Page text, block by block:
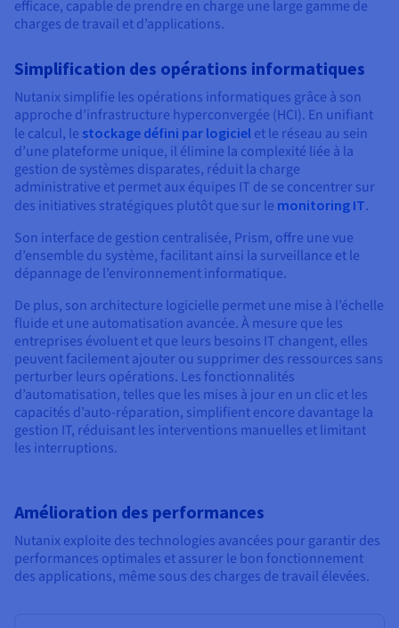
Tarifs
Documentation
Roadmap & Changelog
Roadmap & Changelog
efficace, capable de prendre en charge une large gamme de
charges de travail et d’applications.
Simplification des opérations informatiques
Nutanix simplifie les opérations informatiques grâce à son
approche d’infrastructure hyperconvergée (HCI). En unifiant
le calcul, le stockage défini par logiciel et le réseau au sein
d’une plateforme unique, il élimine la complexité liée à la
gestion de systèmes disparates, réduit la charge
administrative et permet aux équipes IT de se concentrer sur
des initiatives stratégiques plutôt que sur le monitoring IT.
Son interface de gestion centralisée, Prism, offre une vue
d’ensemble du système, facilitant ainsi la surveillance et le
dépannage de l’environnement informatique.
De plus, son architecture logicielle permet une mise à l’échelle
fluide et une automatisation avancée. À mesure que les
entreprises évoluent et que leurs besoins IT changent, elles
peuvent facilement ajouter ou supprimer des ressources sans
perturber leurs opérations. Les fonctionnalités
d’automatisation, telles que les mises à jour en un clic et les
capacités d’auto-réparation, simplifient encore davantage la
gestion IT, réduisant les interventions manuelles et limitant
les interruptions.
Amélioration des performances
Nutanix exploite des technologies avancées pour garantir des
performances optimales et assurer le bon fonctionnement
des applications, même sous des charges de travail élevées.